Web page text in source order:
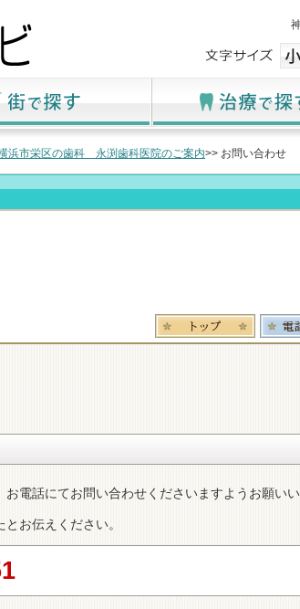
浜市栄区の歯科 永渕歯科医院のご案内>> お問い合わせ
電話にてお問い合わせくださいますようお願いい
とお伝えください。